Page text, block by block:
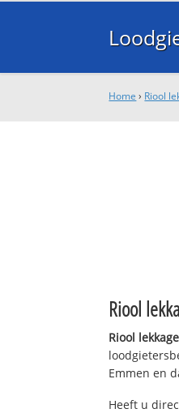
Home › Riool
Riool
Riool lekkage
Emmen en
Heeft u